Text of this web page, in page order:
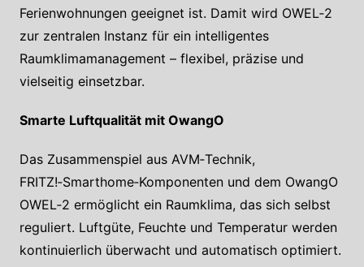
Ferienwohnungen geeignet ist. Damit wird OWEL‑2
zur zentralen Instanz für ein intelligentes
Raumklimamanagement – flexibel, präzise und
vielseitig einsetzbar.
Smarte Luftqualität mit OwangO
Das Zusammenspiel aus AVM‑Technik,
FRITZ!‑Smarthome‑Komponenten und dem OwangO
OWEL‑2 ermöglicht ein Raumklima, das sich selbst
reguliert. Luftgüte, Feuchte und Temperatur werden
kontinuierlich überwacht und automatisch optimiert.